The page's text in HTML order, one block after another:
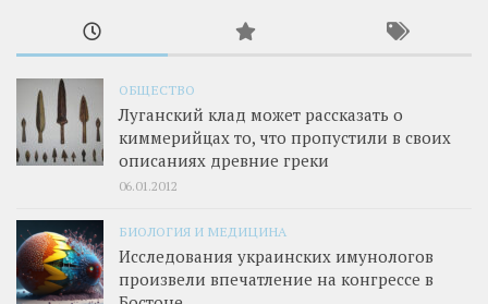
ОБЩЕСТВО
Луганский клад может рассказать о
киммерийцах то, что пропустили в своих
описаниях древние греки
06.01.2012
БИОЛОГИЯ И МЕДИЦИНА
Исследования украинских имунологов
произвели впечатление на конгрессе в